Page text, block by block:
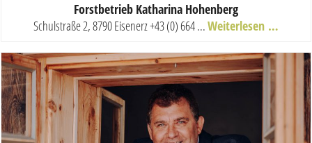
Forstbetrieb Katharina Hohenberg
Schulstraße 2, 8790 Eisenerz+43 (0) 664 ...Weiterlesen …